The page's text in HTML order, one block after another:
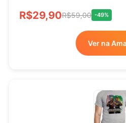
R$33,00
Ver
R$29,90R$59,00 -49%
Ver na